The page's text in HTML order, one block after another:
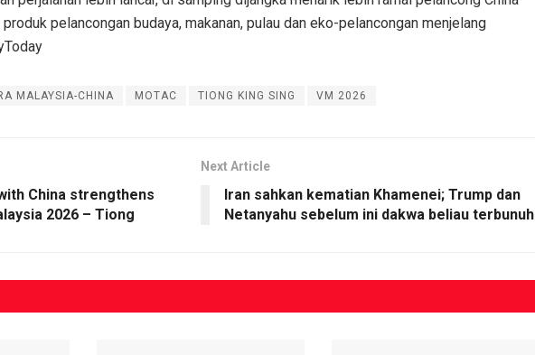
pelancongan budaya, makanan, pulau dan eko-pelancongan menjelang
MALAYSIA-CHINA MOTAC TIONG KING SING VM 2026
China strengthens
2026 – Tiong
Next Article
Iran sahkan kematian Khamenei; Trump dan
Netanyahu sebelum ini dakwa beliau terbunuh